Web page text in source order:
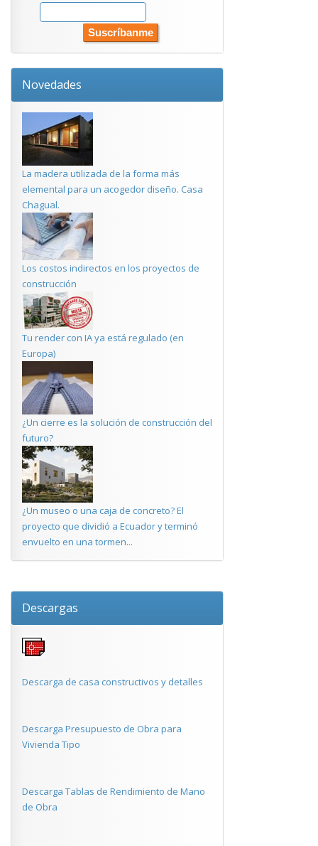
Novedades
La madera utilizada de la forma más
elemental para un acogedor diseño. Casa
Chagual.
Los costos indirectos en los proyectos de
construcción
Tu render con IA ya está regulado (en
Europa)
¿Un cierre es la solución de construcción del
futuro?
¿Un museo o una caja de concreto? El
proyecto que dividió a Ecuador y terminó
envuelto en una tormen...
Descargas
Descarga de casa constructivos y detalles
Descarga Presupuesto de Obra para
Vivienda Tipo
Descarga Tablas de Rendimiento de Mano
de Obra